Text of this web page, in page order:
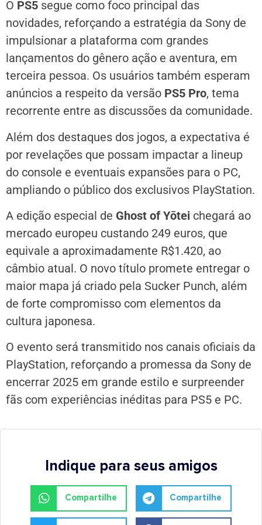
O PS5 segue como foco principal das
novidades, reforçando a estratégia da Sony de
impulsionar a plataforma com grandes
lançamentos do gênero ação e aventura, em
terceira pessoa. Os usuários também esperam
anúncios a respeito da versão PS5 Pro, tema
recorrente entre as discussões da comunidade.
Além dos destaques dos jogos, a expectativa é
por revelações que possam impactar a lineup
do console e eventuais expansões para o PC,
ampliando o público dos exclusivos PlayStation.
A edição especial de Ghost of Yōtei chegará ao
mercado europeu custando 249 euros, que
equivale a aproximadamente R$1.420, ao
câmbio atual. O novo título promete entregar o
maior mapa já criado pela Sucker Punch, além
de forte compromisso com elementos da
cultura japonesa.
O evento será transmitido nos canais oficiais da
PlayStation, reforçando a promessa da Sony de
encerrar 2025 em grande estilo e surpreender
fãs com experiências inéditas para PS5 e PC.
Indique para seus amigos
Compartilhe Compartilhe